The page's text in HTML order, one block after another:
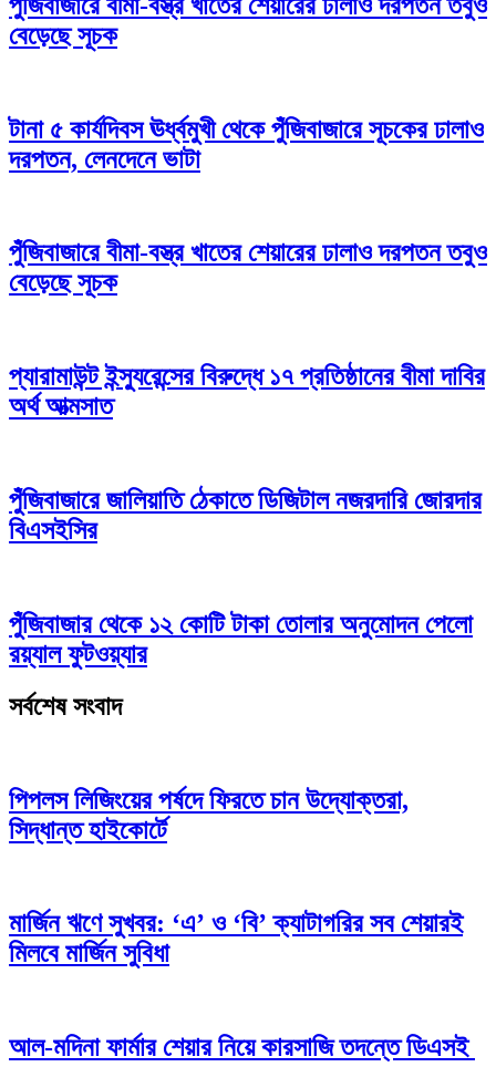
বেড়েছে সূচক
টানা ৫ কার্যদিবস ঊর্ধ্বমুখী থেকে পুঁজিবাজারে সূচকের ঢালাও
দরপতন, লেনদেনে ভাটা
পুঁজিবাজারে বীমা-বস্ত্র খাতের শেয়ারের ঢালাও দরপতন তবুও
বেড়েছে সূচক
প্যারামাউন্ট ইন্স্যুরেন্সের বিরুদ্ধে ১৭ প্রতিষ্ঠানের বীমা দাবির
অর্থ আত্মসাত
পুঁজিবাজারে জালিয়াতি ঠেকাতে ডিজিটাল নজরদারি জোরদার
বিএসইসির
পুঁজিবাজার থেকে ১২ কোটি টাকা তোলার অনুমোদন পেলো
রয়্যাল ফুটওয়্যার
সর্বশেষ সংবাদ
পিপলস লিজিংয়ের পর্ষদে ফিরতে চান উদ্যোক্তরা,
সিদ্ধান্ত হাইকোর্টে
মার্জিন ঋণে সুখবর: ‘এ’ ও ‘বি’ ক্যাটাগরির সব শেয়ারই
মিলবে মার্জিন সুবিধা
আল-মদিনা ফার্মার শেয়ার নিয়ে কারসাজি তদন্তে ডিএসই